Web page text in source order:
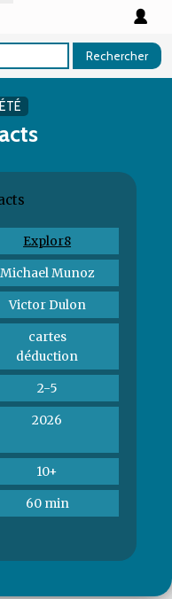
Rechercher
Explor8
Michael Munoz
Victor Dulon
cartes
déduction
2-5
2026
10+
60 min